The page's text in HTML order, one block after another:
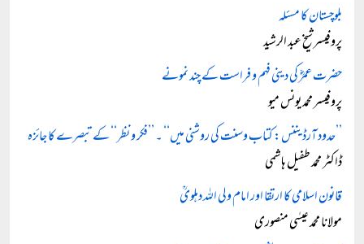
بلوچستان کا مسئلہ
پروفیسر شیخ عبد الرشید
حضرت عمرؓ کی دینی فہم و فراست کے چند نمونے
پروفیسر محمد یونس میو
’’حدود آرڈیننس: کتاب وسنت کی روشنی میں‘‘ ۔ ’’فکر و نظر‘‘ کے تبصرے کا جائزہ
ڈاکٹر محمد طفیل ہاشمی
قانون اسلامی کا ارتقا اور امام ولی اللہ دہلویؒ
مولانا محمد عیسٰی منصوری